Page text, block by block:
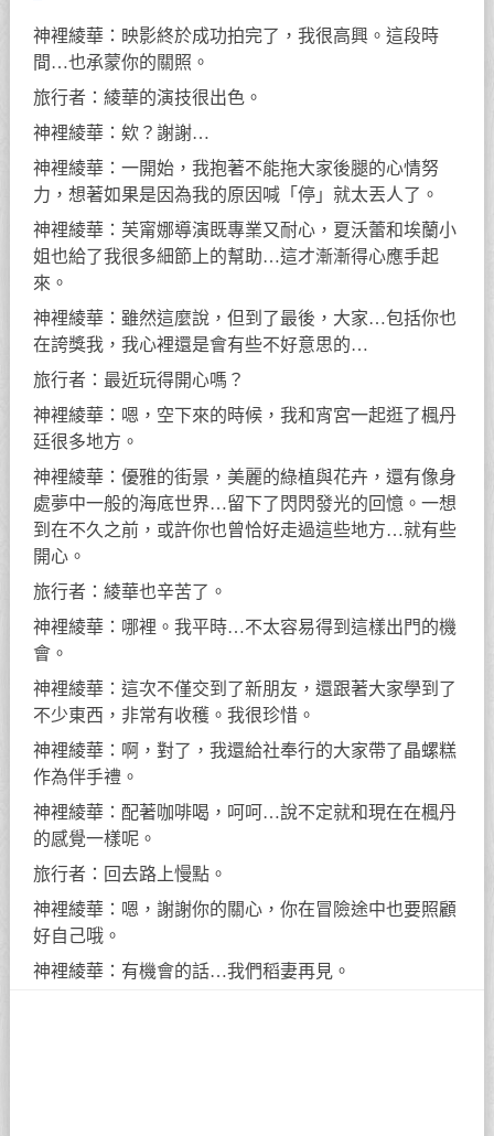
神裡綾華：映影終於成功拍完了，我很高興。這段時
間…也承蒙你的關照。
旅行者：綾華的演技很出色。
神裡綾華：欸？謝謝…
神裡綾華：一開始，我抱著不能拖大家後腿的心情努
力，想著如果是因為我的原因喊「停」就太丟人了。
神裡綾華：芙甯娜導演既專業又耐心，夏沃蕾和埃蘭小
姐也給了我很多細節上的幫助…這才漸漸得心應手起
來。
神裡綾華：雖然這麼說，但到了最後，大家…包括你也
在誇獎我，我心裡還是會有些不好意思的…
旅行者：最近玩得開心嗎？
神裡綾華：嗯，空下來的時候，我和宵宮一起逛了楓丹
廷很多地方。
神裡綾華：優雅的街景，美麗的綠植與花卉，還有像身
處夢中一般的海底世界…留下了閃閃發光的回憶。一想
到在不久之前，或許你也曾恰好走過這些地方…就有些
開心。
旅行者：綾華也辛苦了。
神裡綾華：哪裡。我平時…不太容易得到這樣出門的機
會。
神裡綾華：這次不僅交到了新朋友，還跟著大家學到了
不少東西，非常有收穫。我很珍惜。
神裡綾華：啊，對了，我還給社奉行的大家帶了晶螺糕
作為伴手禮。
神裡綾華：配著咖啡喝，呵呵…說不定就和現在在楓丹
的感覺一樣呢。
旅行者：回去路上慢點。
神裡綾華：嗯，謝謝你的關心，你在冒險途中也要照顧
好自己哦。
神裡綾華：有機會的話…我們稻妻再見。